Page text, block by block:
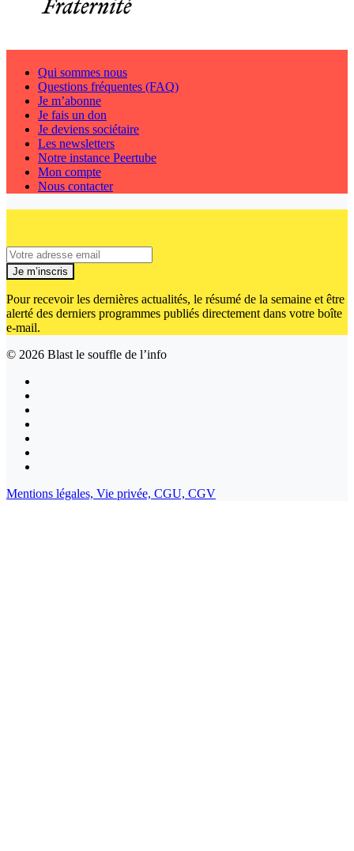
Qui sommes nous
Questions fréquentes (FAQ)
Je m’abonne
Je fais un don
Je deviens sociétaire
Les newsletters
Notre instance Peertube
Mon compte
Nous contacter
Je m’inscris
Pour recevoir les dernières actualités, le résumé de la semaine et être
alerté des derniers programmes publiés directement dans votre boîte
e-mail.
© 2026 Blast le souffle de l’info
Mentions légales, Vie privée, CGU, CGV